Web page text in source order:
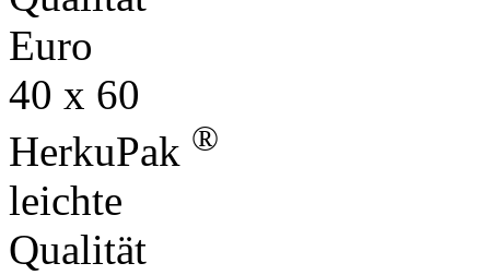
Euro
40 x 60
HerkuPak ®
leichte
Qualität